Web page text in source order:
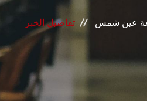
المراكز والوحدات
الأنظمة الذكية
عين شمس تفاصيل الخبر